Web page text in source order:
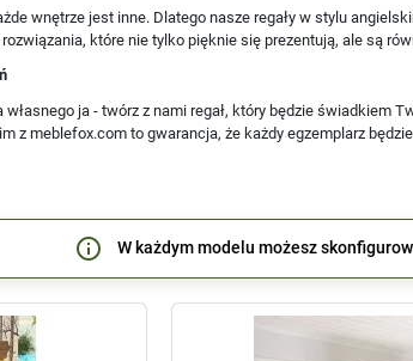
wnętrze jest inne. Dlatego nasze regały w stylu
które nie tylko pięknie się prezentują, ale są
własnego ja - twórz z nami regał, który będzie
z meblefox.com to gwarancja, że każdy egzemplarz
info_outline W każdym modelu możesz